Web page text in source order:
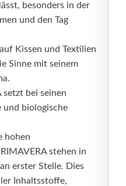
besonders in der
und den Tag
Kissen und Textilien
Sinne mit seinem
setzt bei seinen
und biologische
hohen
stehen in
erster Stelle. Dies
Inhaltsstoffe,